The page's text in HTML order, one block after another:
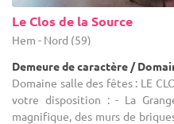
Le Clos de la Source
Hem - Nord (59)
Demeure de caractère /
Domaine salle des fêtes : LE
votre disposition : - La
magnifique, des murs de